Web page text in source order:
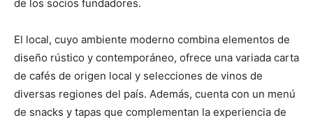
de los socios fundadores.
El local, cuyo ambiente moderno combina elementos de
diseño rústico y contemporáneo, ofrece una variada carta
de cafés de origen local y selecciones de vinos de
diversas regiones del país. Además, cuenta con un menú
de snacks y tapas que complementan la experiencia de